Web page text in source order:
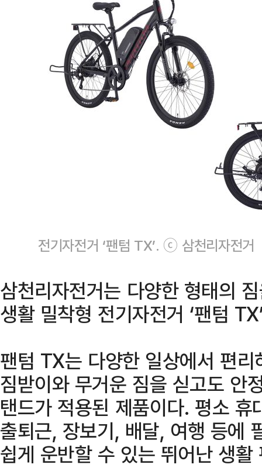
전기자전거 ‘팬텀 TX’. ⓒ 삼천리자전거
삼천리자전거는 다양한 형태의
생활 밀착형 전기자전거 ‘팬텀
팬텀 TX는 다양한 일상에서 편
짐받이와 무거운 짐을 싣고도 안
탠드가 적용된 제품이다. 평소
출퇴근, 장보기, 배달, 여행 등에
쉽게 운반할 수 있는 뛰어난 생활